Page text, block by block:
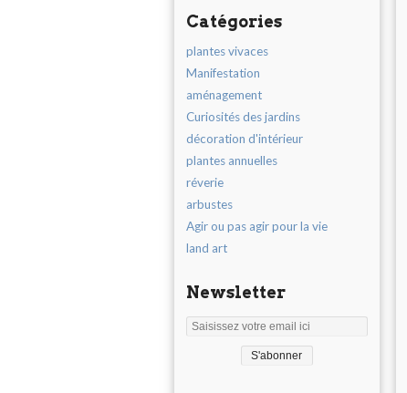
Catégories
plantes vivaces
Manifestation
aménagement
Curiosités des jardins
décoration d'intérieur
plantes annuelles
réverie
arbustes
Agir ou pas agir pour la vie
land art
Newsletter